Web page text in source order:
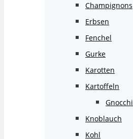
Champignons
Erbsen
Fenchel
Gurke
Karotten
Kartoffeln
Gnocchi
Knoblauch
Kohl